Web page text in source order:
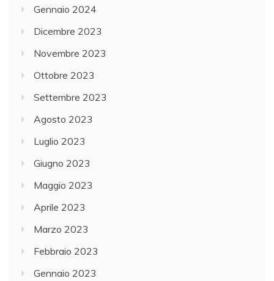
Gennaio 2024
Dicembre 2023
Novembre 2023
Ottobre 2023
Settembre 2023
Agosto 2023
Luglio 2023
Giugno 2023
Maggio 2023
Aprile 2023
Marzo 2023
Febbraio 2023
Gennaio 2023